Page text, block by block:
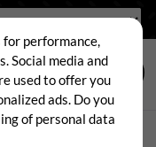
for performance,
Social media and
used to offer you
ads. Do you
of personal data